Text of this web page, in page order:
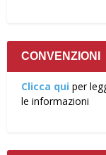
CONVENZIONI
Clicca qui per
le informazioni